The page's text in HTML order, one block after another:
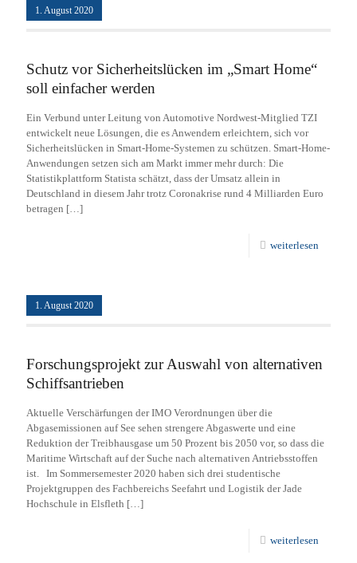
1. August 2020
Schutz vor Sicherheitslücken im „Smart Home“
soll einfacher werden
Ein Verbund unter Leitung von Automotive Nordwest-Mitglied TZI
entwickelt neue Lösungen, die es Anwendern erleichtern, sich vor
Sicherheitslücken in Smart-Home-Systemen zu schützen. Smart-Home-
Anwendungen setzen sich am Markt immer mehr durch: Die
Statistikplattform Statista schätzt, dass der Umsatz allein in
Deutschland in diesem Jahr trotz Coronakrise rund 4 Milliarden Euro
betragen […]
weiterlesen
1. August 2020
Forschungsprojekt zur Auswahl von alternativen
Schiffsantrieben
Aktuelle Verschärfungen der IMO Verordnungen über die
Abgasemissionen auf See sehen strengere Abgaswerte und eine
Reduktion der Treibhausgase um 50 Prozent bis 2050 vor, so dass die
Maritime Wirtschaft auf der Suche nach alternativen Antriebsstoffen
ist. Im Sommersemester 2020 haben sich drei studentische
Projektgruppen des Fachbereichs Seefahrt und Logistik der Jade
Hochschule in Elsfleth […]
weiterlesen